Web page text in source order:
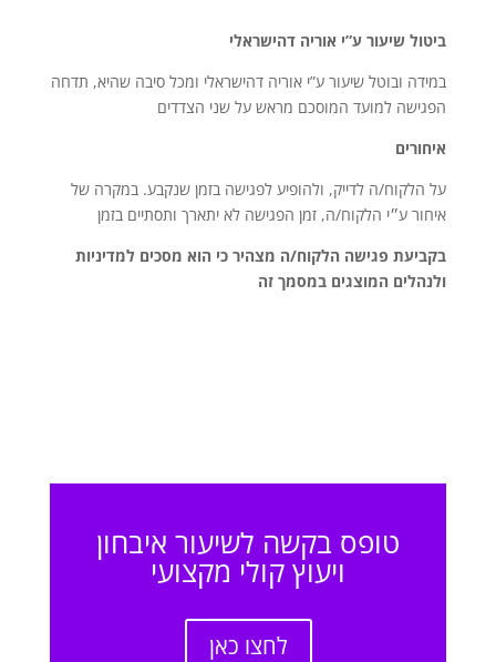
ביטול שיעור ע”י אוריה דהישראלי
במידה ובוטל שיעור ע”י אוריה דהישראלי ומכל סיבה שהיא, תדחה
הפגישה למועד המוסכם מראש על שני הצדדים
איחורים
על הלקוח/ה לדייק, ולהופיע לפגישה בזמן שנקבע. במקרה של
איחור ע״י הלקוח/ה, זמן הפגישה לא יתארך ותסתיים בזמן
בקביעת פגישה הלקוח/ה מצהיר כי הוא מסכים למדיניות
ולנהלים המוצגים במסמך זה
טופס בקשה לשיעור איבחון
ויעוץ קולי מקצועי
לחצו כאן